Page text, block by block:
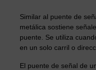
Similar al puente de
metálica sostiene
puente. Se utiliza
en un solo carril o
El puente de señal de